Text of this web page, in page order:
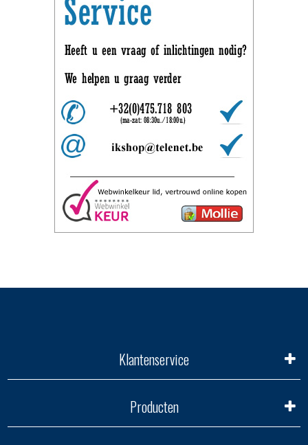
Klantenservice
Producten